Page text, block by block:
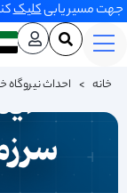
جهت مسیر یابیکلیک
خانه > احداث